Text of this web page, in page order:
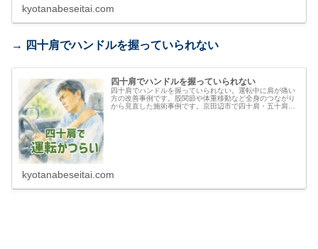
kyotanabeseitai.com
→ 四十肩でハンドルを握っていられない
四十肩でハンドルを握っていられない
四十肩でハンドルを握っていられない。運転中に肩が痛い
方の改善事例です。股関節や体重移動など全身のつながり
から見直した施術事例です。京田辺市で四十肩・五十肩に
kyotanabeseitai.com